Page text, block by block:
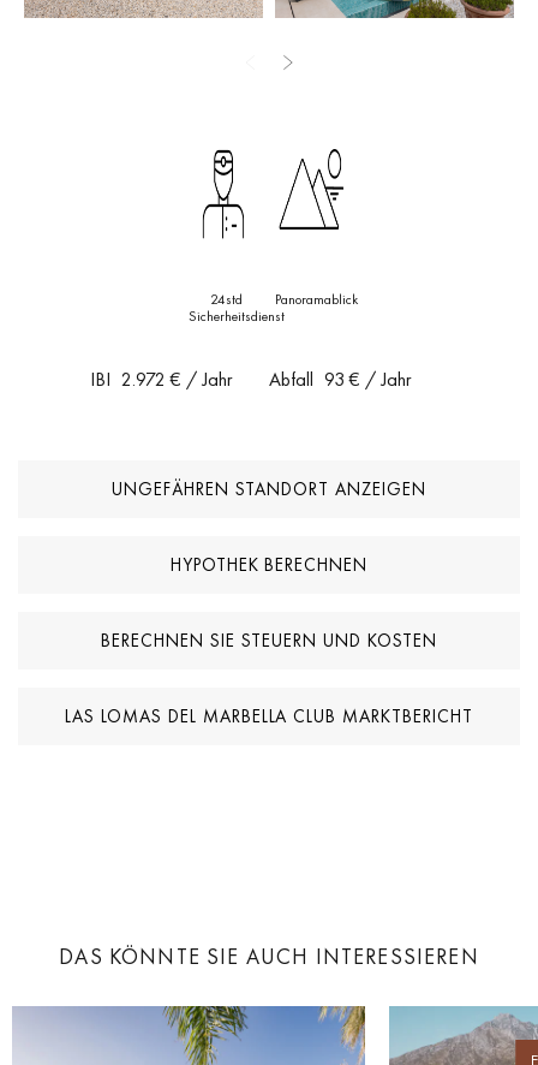
entspannte Atmosphäre zum Wohnen und Bewirten.
Die nach Süden ausgerichtete Villa genießt reichlich natürliches
Zugang zu Garten und Pool macht sie zu einer ausgezeichneten
Wahl sowohl als Hauptwohnsitz als auch als Investition.
Die Lage ist ein entscheidender Vorteil: Las Lomas del Marbella
Romano, internationaler Schulen, Golfplätze und der Strände der
Dienstleistungen an einer der begehrtesten Adressen der Costa del
24std
Sicherheitsdienst
Panoramablick
IBI 2.972 € / Jahr Abfall 93 € / Jahr
UNGEFÄHREN STANDORT ANZEIGEN
HYPOTHEK BERECHNEN
BERECHNEN SIE STEUERN UND KOSTEN
LAS LOMAS DEL MARBELLA CLUB MARKTBERICHT
DAS KÖNNTE SIE AUCH INTERESSIEREN